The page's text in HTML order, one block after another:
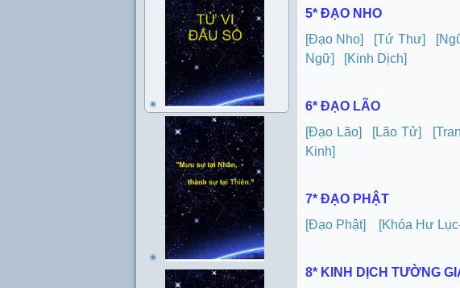
5* ĐẠO NHO
[Đạo Nho]
[Tứ Thư]
Ngữ]
[Kinh Dịch]
6* ĐẠO LÃO
[Đạo Lão]
[Lão Tử]
Kinh]
7* ĐẠO PHẬT
[Đạo Phật]
[Khóa Hư
8* KINH DỊCH TƯỜNG